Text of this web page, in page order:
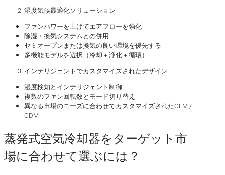
湿度気候最適化ソリューション
ファンパワーを上げてエアフローを強化
除湿・換気システムとの併用
セミオープンまたは換気の良い環境を優先する
多機能モデルを選択（冷却＋浄化＋循環）
インテリジェントでカスタマイズされたデザイン
湿度検知とインテリジェント制御
複数のファン回転数とモード切り替え
異なる市場のニーズに合わせてカスタマイズされたOEM /
ODM
蒸発式空気冷却器をターゲット市
場に合わせて選ぶには？